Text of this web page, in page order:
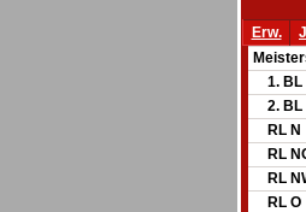
Erw.
1. BL
2. BL
RL N
RL
RL
RL O